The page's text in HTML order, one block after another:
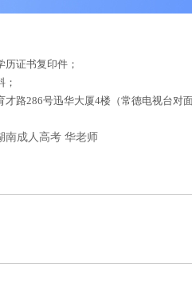
证书复印件；
路286号迅华大厦4楼（常德电视台对面
华老师